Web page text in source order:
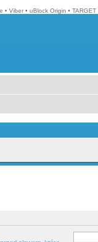
• Viber • uBlock Origin •